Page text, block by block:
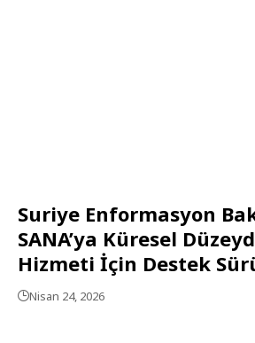
Suriye Enformasyon
SANA’ya Küresel
Hizmeti İçin Destek
Nisan 24, 2026